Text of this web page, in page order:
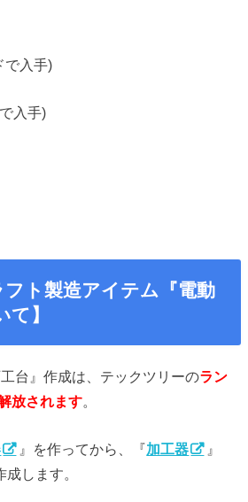
で入手)
入手)
フト製造アイテム『電動
】
台』作成は、テックツリーのラン
放されます。
』を作ってから、『加工器
』
します。